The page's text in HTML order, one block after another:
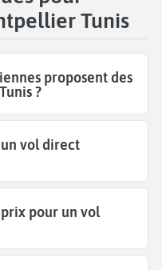
Tunis
proposent des
?
vol direct
pour un vol